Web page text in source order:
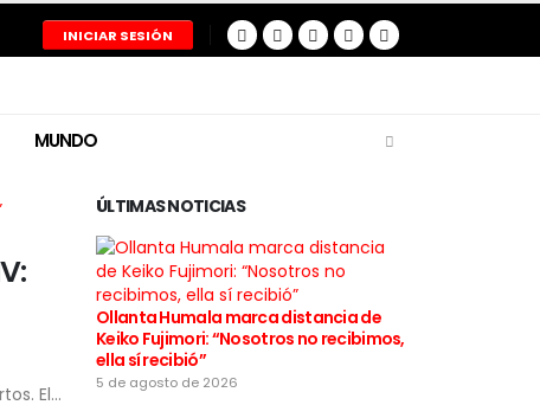
INICIAR SESIÓN
MUNDO
El...
ÚLTIMAS NOTICIAS
Ollanta Humala marca distancia de
Keiko Fujimori: “Nosotros no recibimos,
ella sí recibió”
5 de agosto de 2026